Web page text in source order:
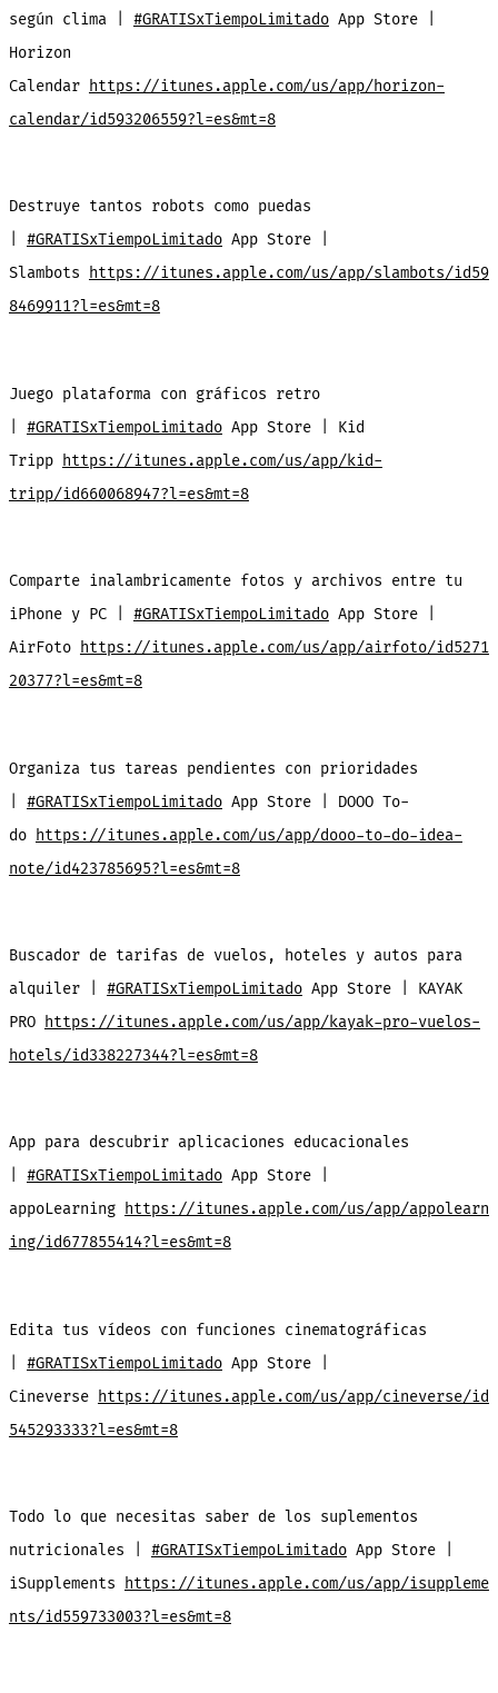
según clima | #GRATISxTiempoLimitadoApp Store |
Horizon
Calendar https://itunes.apple.com/us/app/horizon-
calendar/id593206559?l=es&mt=8
Destruye tantos robots como puedas
#GRATISxTiempoLimitadoApp Store |
Slambots
https://itunes.apple.com/us/app/slambots/id59
8469911?l=es&mt=8
Juego plataforma con gráficos retro
#GRATISxTiempoLimitadoApp Store | Kid
Tripp https://itunes.apple.com/us/app/kid-
tripp/id660068947?l=es&mt=8
Comparte inalambricamente fotos y archivos entre tu
iPhone y PC | #GRATISxTiempoLimitadoApp Store |
AirFoto https://itunes.apple.com/us/app/airfoto/id5271
20377?l=es&mt=8
Organiza tus tareas pendientes con prioridades
#GRATISxTiempoLimitadoApp Store | DOOO To-
do https://itunes.apple.com/us/app/dooo-to-do-idea-
note/id423785695?l=es&mt=8
Buscador de tarifas de vuelos, hoteles y autos para
alquiler | #GRATISxTiempoLimitadoApp Store | KAYAK
PRO https://itunes.apple.com/us/app/kayak-pro-vuelos-
hotels/id338227344?l=es&mt=8
App para descubrir aplicaciones educacionales
#GRATISxTiempoLimitadoApp Store |
appoLearning https://itunes.apple.com/us/app/appolearn
ing/id677855414?l=es&mt=8
Edita tus vídeos con funciones cinematográficas
#GRATISxTiempoLimitadoApp Store |
Cineverse https://itunes.apple.com/us/app/cineverse/id
545293333?l=es&mt=8
Todo lo que necesitas saber de los suplementos
nutricionales | #GRATISxTiempoLimitadoApp Store |
iSupplements
https://itunes.apple.com/us/app/isuppleme
nts/id559733003?l=es&mt=8